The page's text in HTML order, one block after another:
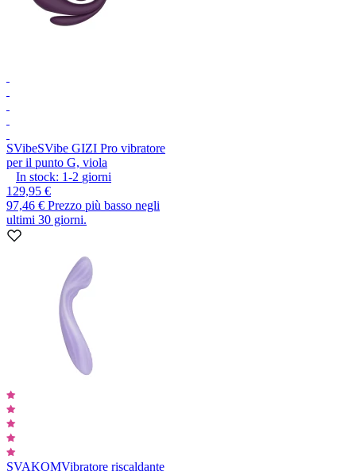
SVibeSVibe GIZI Pro vibratore
per il punto G, viola
In stock: 1-2 giorni
129,95 €
97,46 € Prezzo più basso negli
ultimi 30 giorni.
SVAKOMVibratore riscaldante